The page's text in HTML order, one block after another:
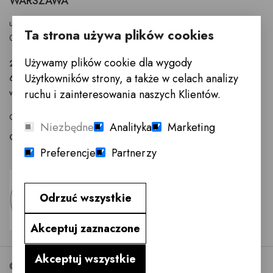
ul. Puławska 326 - budynek Enel-Med
02-819 Warszawa
22 855 40 97
601 777 299
warszawa@innemeble.pl
GODZINY OTWARCIA : Poniedziałek -Sobota 10.00 - 18.00
Odwiedź salon meblowy Warszawa →
©2026 InneMeble.pl
Ta strona używa plików cookies
Używamy plików cookie dla wygody
Użytkowników strony, a także w celach analizy
ruchu i zainteresowania naszych Klientów.
Niezbędne Analityka
Marketing
Preferencje
Partnerzy
Odrzuć wszystkie
Akceptuj zaznaczone
Akceptuj wszystkie